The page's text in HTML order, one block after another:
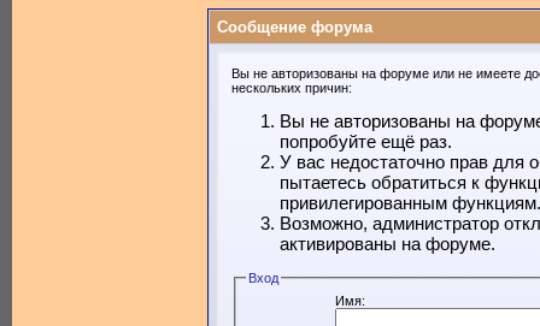
Сообщение форума
Вы не авторизованы на форуме или не имеете
нескольких причин:
Вы не авторизованы на
попробуйте ещё раз.
У вас недостаточно прав для
пытаетесь обратиться к
привилегированным функциям.
Возможно, администратор
активированы на форуме.
Вход
Имя: